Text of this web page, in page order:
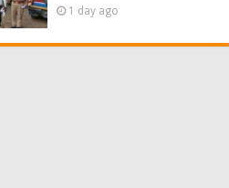
1 day ago